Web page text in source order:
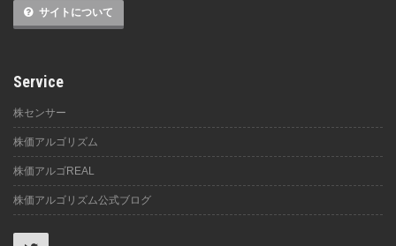
サイトについて
Service
株センサー
株価アルゴリズム
株価アルゴREAL
株価アルゴリズム公式ブログ